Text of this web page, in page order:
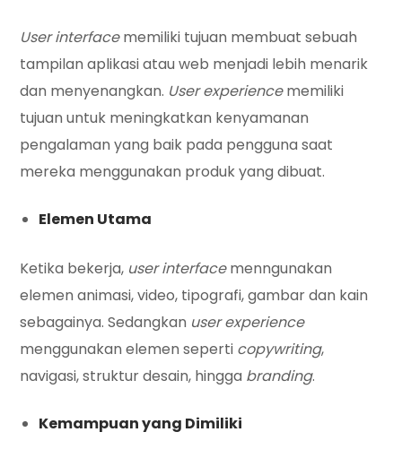
User interfacememiliki tujuan membuat sebuah
tampilan aplikasi atau web menjadi lebih menarik
dan menyenangkan. User experiencememiliki
tujuan untuk meningkatkan kenyamanan
pengalaman yang baik pada pengguna saat
mereka menggunakan produk yang dibuat.
Elemen Utama
Ketika bekerja, user interfacemenngunakan
elemen animasi, video, tipografi, gambar dan kain
sebagainya. Sedangkan user experience
menggunakan elemen seperti copywriting,
navigasi, struktur desain, hingga branding.
Kemampuan yang Dimiliki